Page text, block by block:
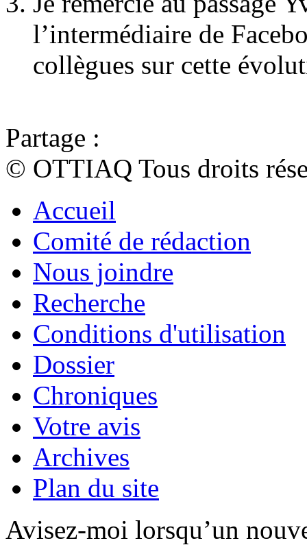
l’intermédiaire de
collègues sur cette
Partage :
© OTTIAQ Tous droits
Accueil
Comité de rédaction
Nous joindre
Recherche
Conditions d'utilisation
Dossier
Chroniques
Votre avis
Archives
Plan du site
Avisez-moi lorsqu’un